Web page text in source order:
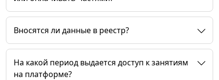
Вносятся ли данные в реестр?
На какой период выдается доступ к занятиям
на платформе?